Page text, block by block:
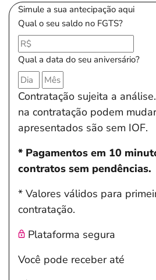
Simule a sua antecipação aqui
Qual o seu saldo no FGTS?
Qual a data do seu aniversário?
Contratação sujeita a
na contratação podem
apresentados são sem IOF.
* Pagamentos em 10
contratos sem pendências.
* Valores válidos para
contratação.
Plataforma segura
Você pode receber até